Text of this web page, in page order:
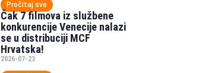
Pročitaj sve
Čak 7 filmova iz službene
konkurencije Venecije nalazi
se u distribuciji MCF
Hrvatska!
2026-07-23